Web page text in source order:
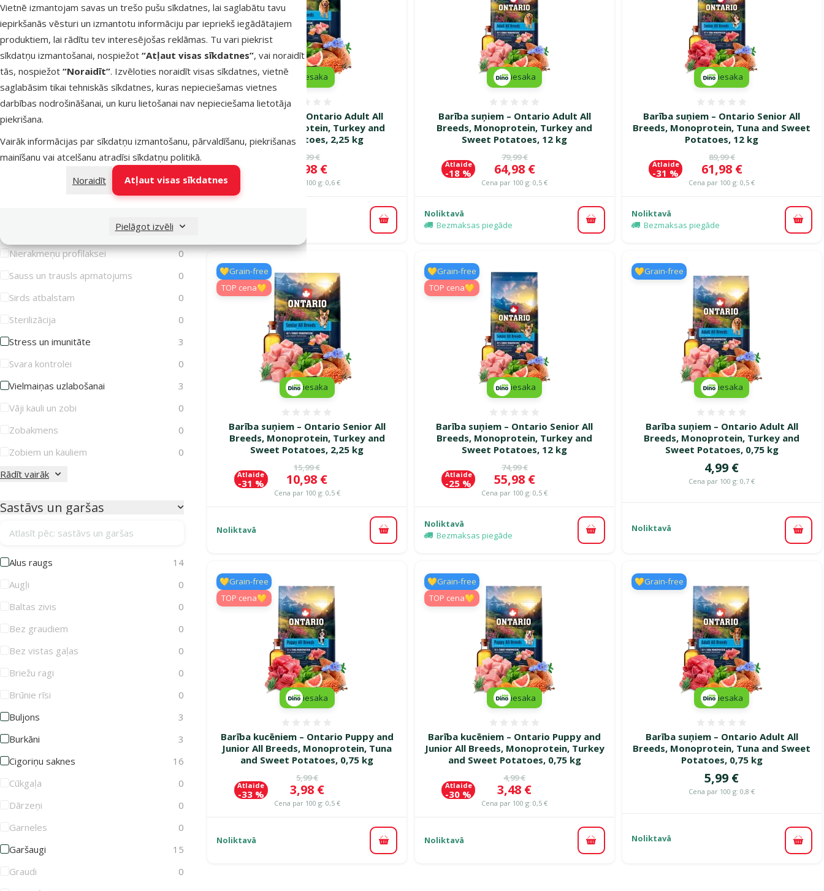
Vietnē izmantojam savas un trešo pušu sīkdatnes, lai saglabātu tavu
iepirkšanās vēsturi un izmantotu informāciju par iepriekš iegādātajiem
produktiem, lai rādītu tev interesējošas reklāmas. Tu vari piekrist
sīkdatņu izmantošanai, nospiežot “Atļaut visas sīkdatnes”, vai noraidīt
tās, nospiežot “Noraidīt”. Izvēloties noraidīt visas sīkdatnes, vietnē
saglabāsim tikai tehniskās sīkdatnes, kuras nepieciešamas vietnes
darbības nodrošināšanai, un kuru lietošanai nav nepieciešama lietotāja
piekrišana.
Vairāk informācijas par sīkdatņu izmantošanu, pārvaldīšanu, piekrišanas
mainīšanu vai atcelšanu atradīsi sīkdatņu politikā.
Noraidīt
Atļaut visas sīkdatnes
Pielāgot izvēli
Apmatojuma kamoli kuņģī
0
Gremošanas sistēmas atbalstam
19
Iekaisusi āda
0
Imunitātes stiprināšanai
Jutīga gremošana
Jutīga āda
16
Jutīgas locītavas
0
Liekais svars/Aptaukošanās
0
0
Nierakmeņu profilaksei
0
Sauss un trausls apmatojums
0
Sirds atbalstam
0
Sterilizācija
0
Stress un imunitāte
3
Svara kontrolei
0
Vielmaiņas uzlabošanai
3
Vāji kauli un zobi
0
Zobakmens
0
Zobiem un kauliem
0
Rādīt vairāk
Sastāvs un garšas
Atlasīt pēc: sastāvs un garšas
Alus raugs
14
Augļi
0
Baltas zivis
0
Bez graudiem
0
Bez vistas gaļas
0
Briežu ragi
0
Brūnie rīsi
0
Buljons
3
Burkāni
3
Cigoriņu saknes
16
Cūkgaļa
0
Dārzeņi
0
Garneles
0
Garšaugi
15
Graudi
0
Barība suņiem – Ontario Adult All
Breeds, Monoprotein, Turkey and
Sweet Potatoes, 2,25 kg
Oriģinālā cena
16,99 €
Cena
12,98 €
Cena par 100 g: 0,6 €
Atlaide
-23 %
iesaka
Pievienot grozam
Barība suņiem – Ontario Adult All
Breeds, Monoprotein, Turkey and
Sweet Potatoes, 12 kg
Oriģinālā cena
79,99 €
Cena
64,98 €
Cena par 100 g: 0,5 €
Atlaide
-18 %
iesaka
Noliktavā
Bezmaksas piegāde
Pievienot grozam
Barība suņiem – Ontario Senior All
Breeds, Monoprotein, Tuna and Sweet
Potatoes, 12 kg
Oriģinālā cena
89,99 €
Cena
61,98 €
Cena par 100 g: 0,5 €
Atlaide
-31 %
iesaka
Noliktavā
Bezmaksas piegāde
Barība suņiem – Ontario Senior All
Breeds, Monoprotein, Turkey and
Sweet Potatoes, 2,25 kg
Oriģinālā cena
15,99 €
Cena
10,98 €
Cena par 100 g: 0,5 €
Atlaide
-31 %
💛Grain-free
TOP cena💛
iesaka
Noliktavā Pievienot grozam
Barība suņiem – Ontario Senior All
Breeds, Monoprotein, Turkey and
Sweet Potatoes, 12 kg
Oriģinālā cena
74,99 €
Cena
55,98 €
Cena par 100 g: 0,5 €
Atlaide
-25 %
💛Grain-free
TOP cena💛
iesaka
Noliktavā
Bezmaksas piegāde
Pievienot grozam
Barība suņiem – Ontario Adult All
Breeds, Monoprotein, Turkey and
Sweet Potatoes, 0,75 kg
Cena
4,99 €
Cena par 100 g: 0,7 €
💛Grain-free
iesaka
Noliktavā
Barība kucēniem – Ontario Puppy and
Junior All Breeds, Monoprotein, Tuna
and Sweet Potatoes, 0,75 kg
Oriģinālā cena
5,99 €
Cena
3,98 €
Cena par 100 g: 0,5 €
Atlaide
-33 %
💛Grain-free
TOP cena💛
iesaka
Noliktavā Pievienot grozam
Barība kucēniem – Ontario Puppy and
Junior All Breeds, Monoprotein, Turkey
and Sweet Potatoes, 0,75 kg
Oriģinālā cena
4,99 €
Cena
3,48 €
Cena par 100 g: 0,5 €
Atlaide
-30 %
💛Grain-free
TOP cena💛
iesaka
Noliktavā Pievienot grozam
Barība suņiem – Ontario Adult All
Breeds, Monoprotein, Tuna and Sweet
Potatoes, 0,75 kg
Cena
5,99 €
Cena par 100 g: 0,8 €
💛Grain-free
iesaka
Noliktavā